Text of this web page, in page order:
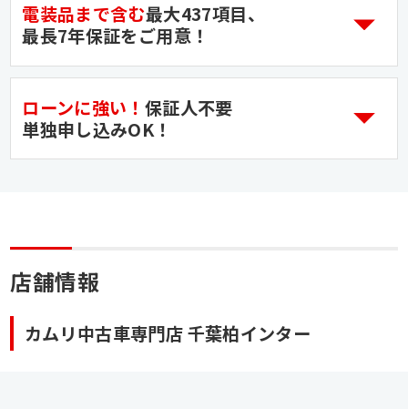
電装品まで含む最大437項目、
最長7年保証をご用意！
ローンに強い！ 保証人不要
単独申し込みOK！
店舗情報
カムリ中古車専門店 千葉柏インター